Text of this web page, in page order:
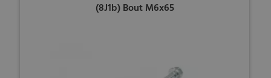
(8J1b) Bout M6x65